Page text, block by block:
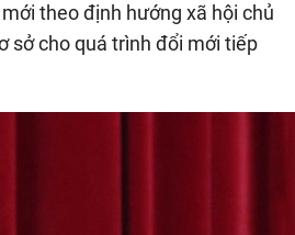
theo định hướng xã hội chủ
sở cho quá trình đổi mới tiếp